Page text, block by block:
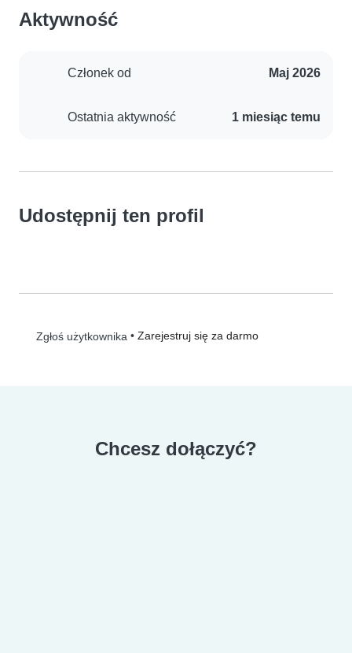
Aktywność
Członek od Maj 2026
Ostatnia aktywność 1 miesiąc temu
Udostępnij ten profil
Zgłoś użytkownika • Zarejestruj się za darmo
Chcesz dołączyć?